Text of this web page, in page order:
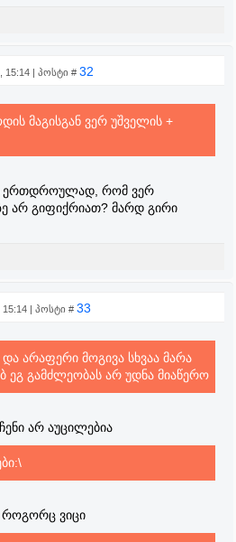
15:14 | პოსტი # 32
მაგისგან ვერ უშველის +
ერთდროულად, რომ ვერ
არ გიფიქრიათ? მარდ გირი
15:14 | პოსტი # 33
არაფერი მოგივა სხვაა მარა
ეგ გამძლეობას არ უდნა მიაწერო
არ აუცილებია
როგორც ვიცი